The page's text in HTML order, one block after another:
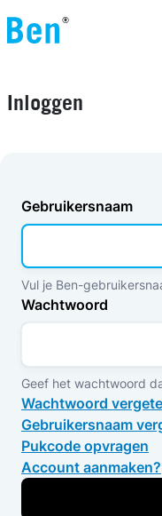
Inloggen
Gebruikersnaam
Vul je Ben-
Wachtwoord
Geef het wachtwoord
Wachtwoord
Gebruikersnaam
Pukcode opvragen
Account aanmaken?